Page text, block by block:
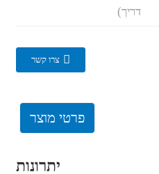
דריך)
צרו קשר
פרטי מוצר
יתרונות